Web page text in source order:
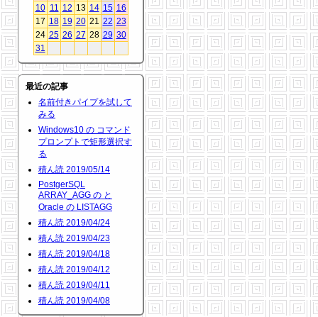
10 11 12 13 14 15 16
17 18 19 20 21 22 23
24 25 26 27 28 29 30
31
最近の記事
名前付きパイプを試して
みる
Windows10 の コマンド
プロンプトで矩形選択す
る
積ん読 2019/05/14
PostgerSQL
ARRAY_AGG の と
Oracle の LISTAGG
積ん読 2019/04/24
積ん読 2019/04/23
積ん読 2019/04/18
積ん読 2019/04/12
積ん読 2019/04/11
積ん読 2019/04/08